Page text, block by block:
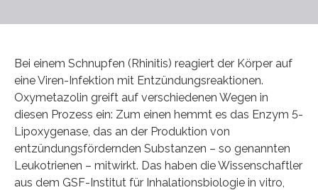
Bei einem Schnupfen (Rhinitis) reagiert der Körper auf
eine Viren-Infektion mit Entzündungsreaktionen.
Oxymetazolin greift auf verschiedenen Wegen in
diesen Prozess ein: Zum einen hemmt es das Enzym 5-
Lipoxygenase, das an der Produktion von
entzündungsfördernden Substanzen – so genannten
Leukotrienen – mitwirkt. Das haben die Wissenschaftler
aus dem GSF-Institut für Inhalationsbiologie in vitro,